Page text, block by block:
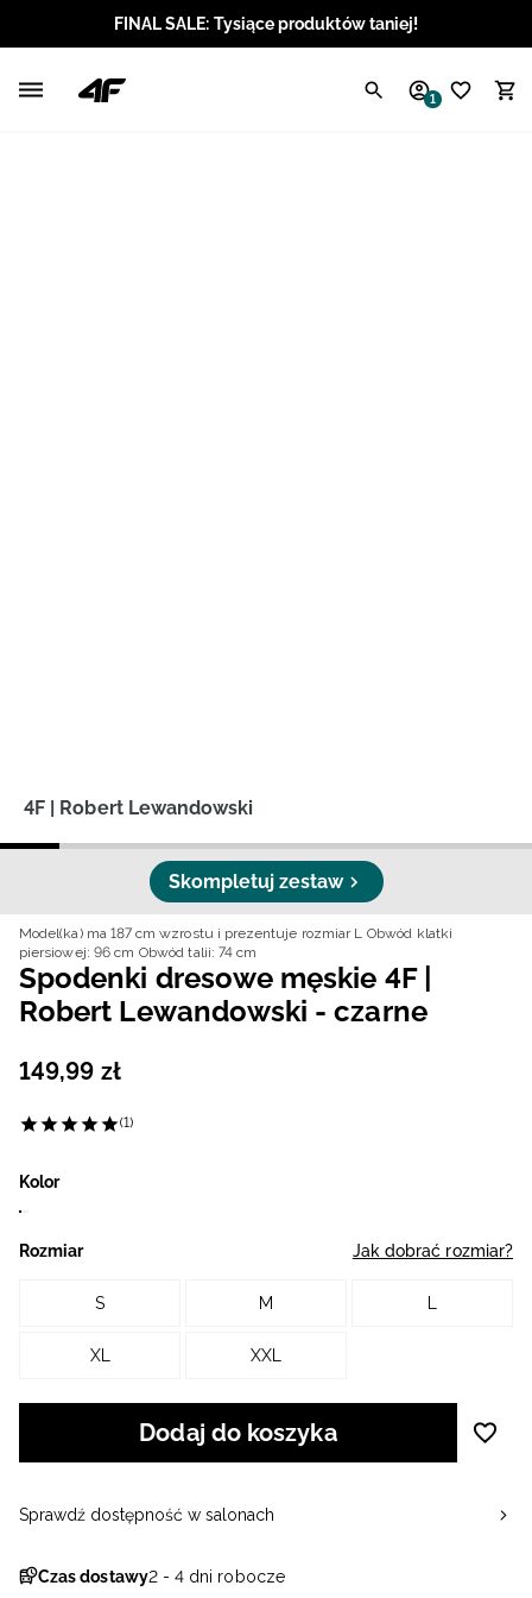
FINAL SALE: Tysiące produktów taniej!
1
4F | Robert Lewandowski
Skompletuj zestaw
Model(ka) ma 187 cm wzrostu i prezentuje rozmiar L Obwód klatki
piersiowej: 96 cm Obwód talii: 74 cm
Spodenki dresowe męskie 4F |
Robert Lewandowski - czarne
149,99 zł
(1)
Kolor
Rozmiar Jak dobrać rozmiar?
S M L
XL XXL
Dodaj do koszyka
Czas dostawy2 - 4 dni robocze
Sprawdź dostępność w salonach